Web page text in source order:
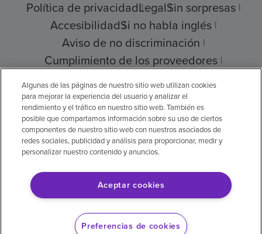
Política de privacidadLegalSin sorpresas
AccesibilidadSi no habla inglés
Aviso de no discriminación
Cumplimiento de los proveedores
Transparencia de precios
© 2026 Encompass Health Corporation
Preferencias de cookies
Aviso legal: Se tradujo con la ayuda de
inteligencia artificial (IA). La versión en inglés
Algunas de las páginas de nuestro sitio web utilizan cookies
para mejorar la experiencia del usuario y analizar el
rendimiento y el tráfico en nuestro sitio web. También es
posible que compartamos información sobre su uso de ciertos
componentes de nuestro sitio web con nuestros asociados de
redes sociales, publicidad y análisis para proporcionar, medir y
personalizar nuestro contenido y anuncios.
Aceptar cookies
Preferencias de cookies